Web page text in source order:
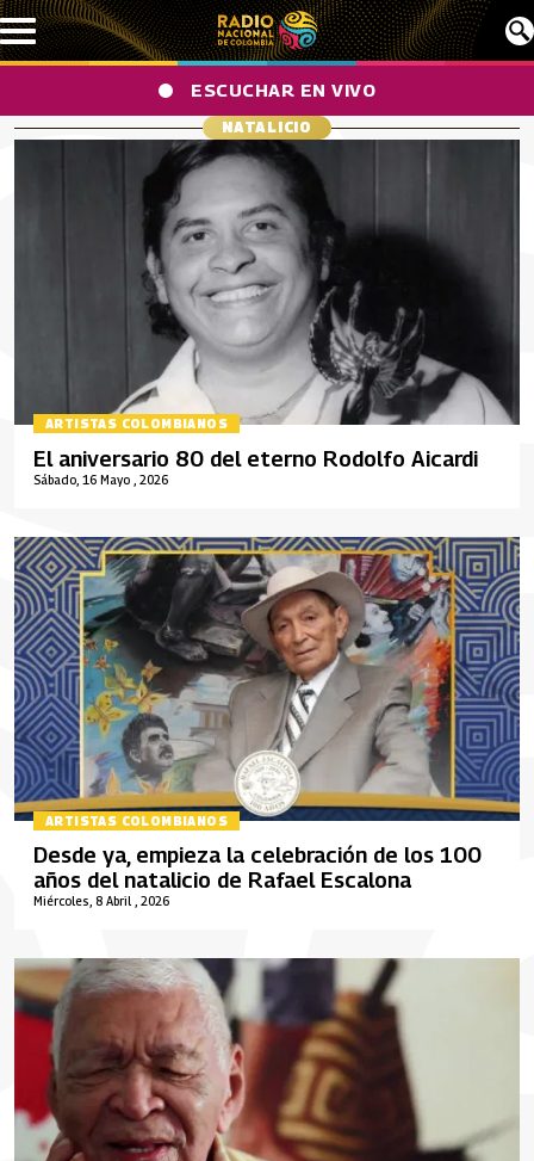
Pasar al contenido principal
ESCUCHAR EN VIVO
NATALICIO
ARTISTAS COLOMBIANOS
Sábado, 16 Mayo , 2026
El aniversario 80 del eterno Rodolfo Aicardi
ARTISTAS COLOMBIANOS
Miércoles, 8 Abril , 2026
Desde ya, empieza la celebración de los 100
años del natalicio de Rafael Escalona